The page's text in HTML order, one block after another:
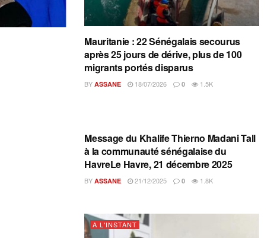
Mauritanie : 22 Sénégalais secourus
après 25 jours de dérive, plus de 100
migrants portés disparus
BY ASSANE 18/07/2026 0 1.5K
A L'INSTANT
Message du Khalife Thierno Madani Tall
à la communauté sénégalaise du
HavreLe Havre, 21 décembre 2025
BY ASSANE 21/12/2025 0 1.8K
A L'INSTANT